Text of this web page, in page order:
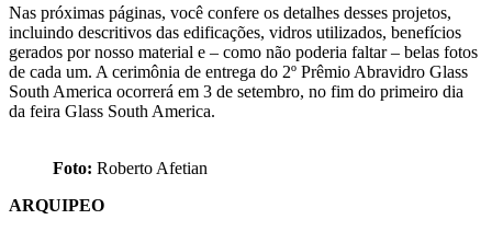
Nas próximas páginas, você confere os detalhes desses projetos,
incluindo descritivos das edificações, vidros utilizados, benefícios
gerados por nosso material e – como não poderia faltar – belas fotos
de cada um. A cerimônia de entrega do 2º Prêmio Abravidro Glass
South America ocorrerá em 3 de setembro, no fim do primeiro dia
da feira Glass South America.
Foto: Roberto Afetian
ARQUIPEO